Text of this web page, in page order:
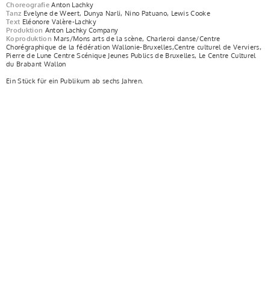
ChoreografieAnton Lachky
Tanz Evelyne de Weert, Dunya Narli, Nino Patuano, Lewis Cooke
Text Eléonore Valère-Lachky
Produktion Anton Lachky Company
Koproduktion Mars/Mons arts de la scène, Charleroi danse/Centre
Chorégraphique de la fédération Wallonie-Bruxelles,Centre culturel de Verviers,
Pierre de Lune Centre Scénique Jeunes Publics de Bruxelles, Le Centre Culturel
du Brabant Wallon
Ein Stück für ein Publikum ab sechs Jahren.